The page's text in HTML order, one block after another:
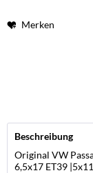
Merken
Beschreibung
Original VW
6,5x17 ET39